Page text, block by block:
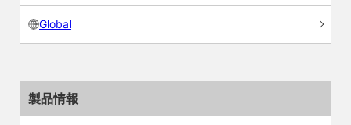
Global
製品情報